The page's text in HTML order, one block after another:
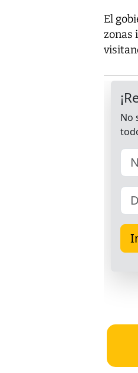
El
zonas